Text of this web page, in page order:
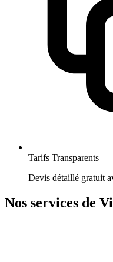
Tarifs Transparents
Devis détaillé gratuit
Nos services de